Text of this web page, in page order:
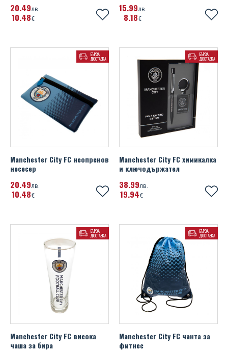
20 49лв.
10 48€
15 99лв.
8 18€
БЪРЗА
ДОСТАВКА
Manchester City FC неопренов
несесер
20 49лв.
10 48€
БЪРЗА
ДОСТАВКА
Manchester City FC химикалка
и ключодържател
38 99лв.
19 94€
БЪРЗА
ДОСТАВКА
Manchester City FC висока
чаша за бира
БЪРЗА
ДОСТАВКА
Manchester City FC чанта за
фитнес